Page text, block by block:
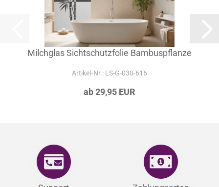
Milchglas Sichtschutzfolie Bambuspflanze
Artikel‑Nr.: LS-G-030-616
ab 29,95 EUR